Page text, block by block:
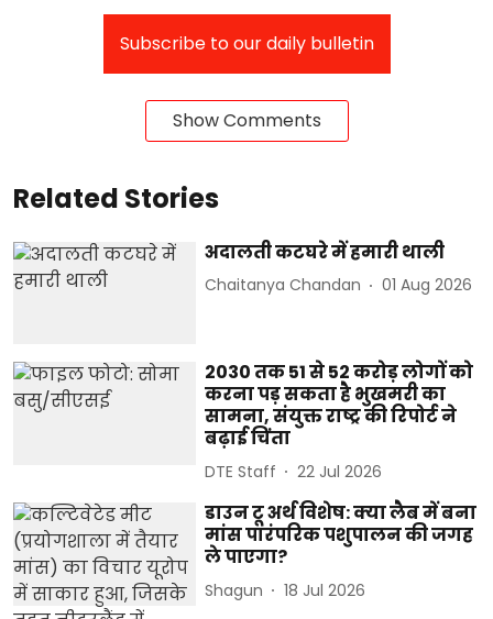
Subscribe to our daily bulletin
Show Comments
Related Stories
अदालती कटघरे में हमारी थाली
Chaitanya Chandan 01 Aug 2026
2030 तक 51 से 52 करोड़ लोगों को
करना पड़ सकता है भुखमरी का
सामना, संयुक्त राष्ट्र की रिपोर्ट ने
बढ़ाई चिंता
DTE Staff 22 Jul 2026
डाउन टू अर्थ विशेष: क्या लैब में बना
मांस पारंपरिक पशुपालन की जगह
ले पाएगा?
Shagun 18 Jul 2026